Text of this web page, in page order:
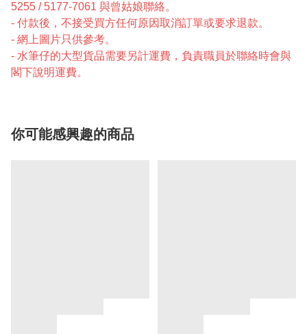
5255 / 5177-7061 與曾姑娘聯絡。
- 付款後，不接受買方任何原因取消訂單或要求退款。
- 網上圖片只供參考。
- 水筆仔的大型貨品需要另計運費，負責職員於聯絡時會與
閣下說明運費。
你可能感興趣的商品